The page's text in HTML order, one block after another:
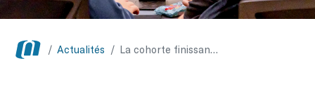
/ Actualités / La cohorte finissante d’Intégration multimédia se lance dans un marathon de création numérique